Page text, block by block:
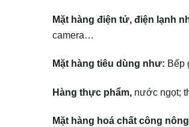
Mặt hàng điện tử, điện lạnh
camera…
Mặt hàng tiêu dùng như: Bếp
Hàng thực phẩm, nước ngọt;
Mặt hàng hoá chất công